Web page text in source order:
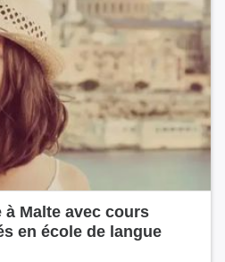
Malte avec cours
en école de langue